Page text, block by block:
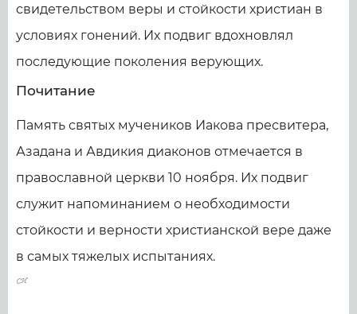
свидетельством веры и стойкости христиан в
условиях гонений. Их подвиг вдохновлял
последующие поколения верующих.
Почитание
Память святых мучеников Иакова пресвитера,
Азадана и Авдикия диаконов отмечается в
православной церкви 10 ноября. Их подвиг
служит напоминанием о необходимости
стойкости и верности христианской вере даже
в самых тяжелых испытаниях.